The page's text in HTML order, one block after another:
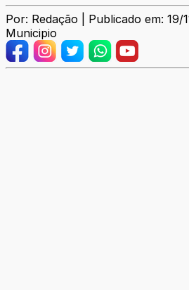
Por: Redação | Publicado em: 19/
Municipio